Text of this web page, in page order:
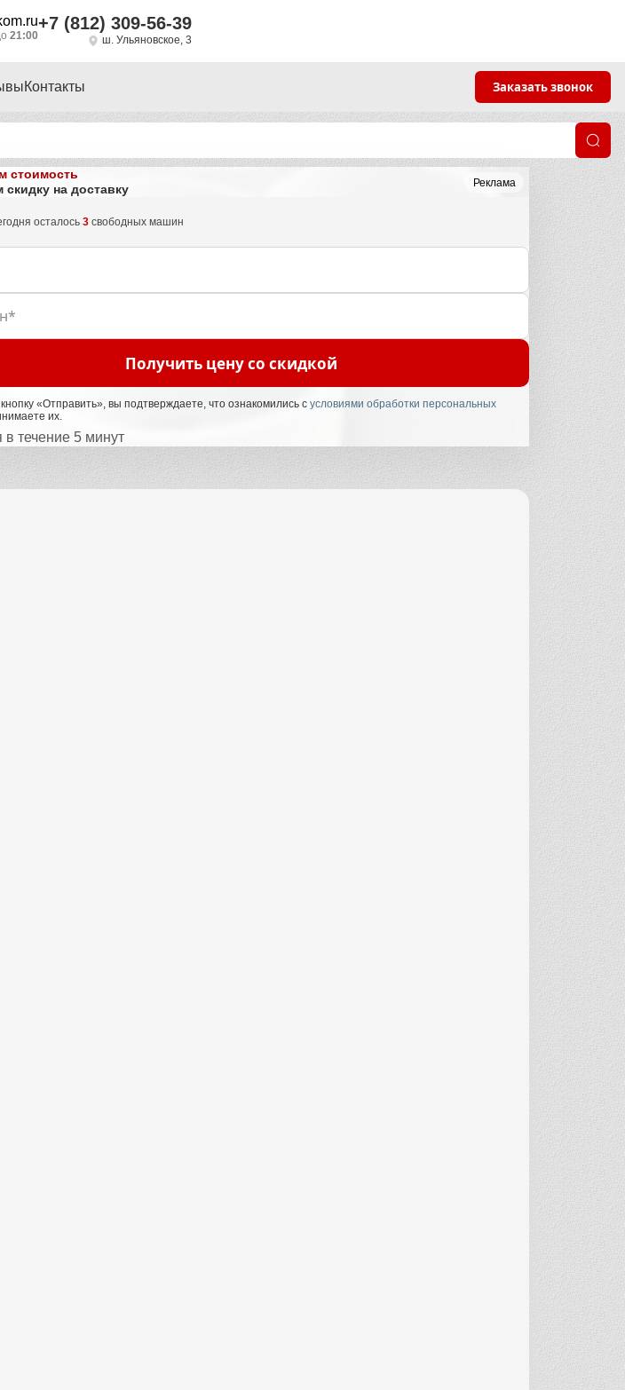
21:00
+7 (812) 309-56-39
ш. Ульяновское, 3
Контакты Заказать звонок
Реклама
стоимость
скидку на доставку
осталось 3свободных машин
Получить цену со скидкой
«Отправить», вы подтверждаете, что ознакомились с условиями обработки персональных
их.
течение 5 минут